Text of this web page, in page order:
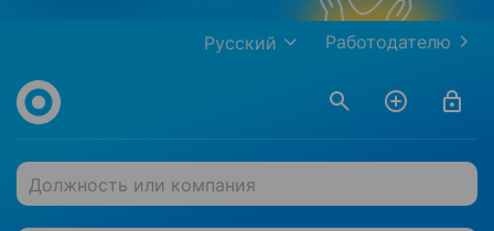
Работодателю
Русский
Должность или компания